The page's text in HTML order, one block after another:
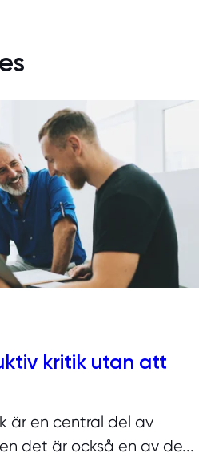
kritik utan att
är en central del av
det är också en av de...